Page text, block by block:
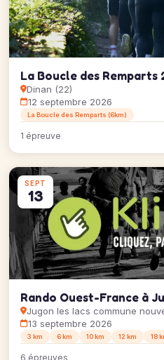
La Boucle des Remparts
Dinan (22)
12 septembre 2026
La Boucle des Remparts (6km)
1 épreuve
SEPT
13
Rando Ouest-France à
Jugon les lacs commune
13 septembre 2026
3 km 6 km 10 km 12 km 18
6 épreuves